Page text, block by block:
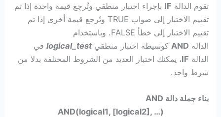
تقوم الدالة IF بإجراء اختبار منطقي وتُرجِع قيمة واحدة إذا تم
تقييم الاختبار إلى صواب TRUE وتُرجع قيمة أخرى إذا تم
تقييم الاختبار إلى خطأ FALSE. وباستخدام
الدالة AND كوسيطة اختبار منطقيlogical_test في
الدالة IF، يمكنك اختبار العديد من الشروط المختلفة بدلا من
شرط واحد.
بناء جملة دالة AND
AND‏(‏logical1‏, [logical2], …)